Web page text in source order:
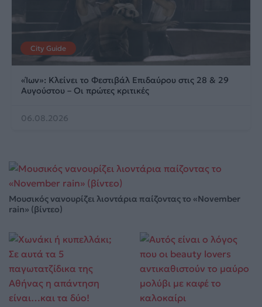
City Guide
«Ίων»: Κλείνει το Φεστιβάλ Επιδαύρου στις 28 & 29
Αυγούστου – Οι πρώτες κριτικές
06.08.2026
Μουσικός νανουρίζει λιοντάρια παίζοντας το «November
rain» (βίντεο)